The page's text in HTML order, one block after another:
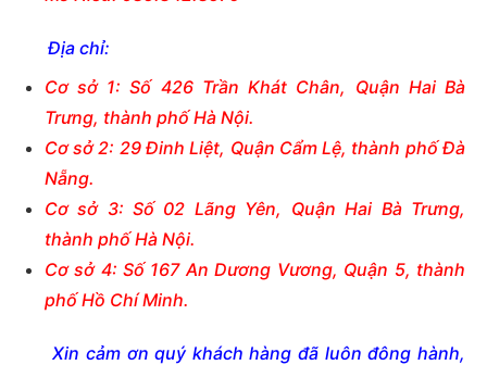
Địa chỉ:
Cơ sở 1: Số 426 Trần Khát Chân, Quận Hai Bà
Trưng, thành phố Hà Nội.
Cơ sở 2: 29 Đinh Liệt, Quận Cẩm Lệ, thành phố Đà
Nẵng.
Cơ sở 3: Số 02 Lãng Yên, Quận Hai Bà Trưng,
thành phố Hà Nội.
Cơ sở 4: Số 167 An Dương Vương, Quận 5, thành
phố Hồ Chí Minh.
Xin cảm ơn quý khách hàng đã luôn đông hành,